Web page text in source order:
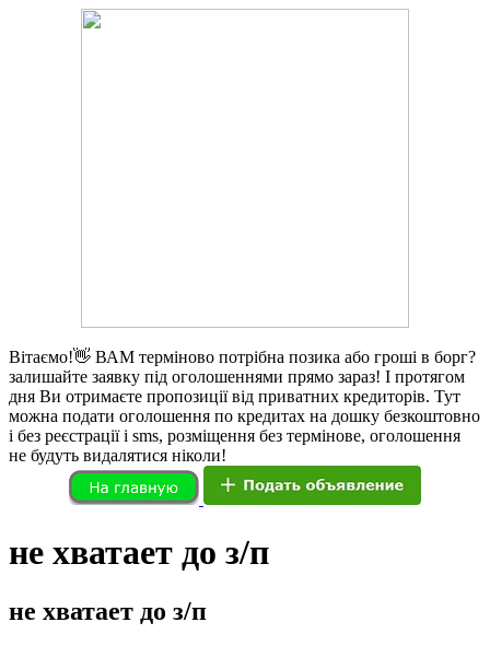
Вітаємо!👋 ВАМ терміново потрібна позика або гроші в борг?
залишайте заявку під оголошеннями прямо зараз! І протягом
дня Ви отримаєте пропозиції від приватних кредиторів. Тут
можна подати оголошення по кредитах на дошку безкоштовно
і без реєстрації і sms, розміщення без термінове, оголошення
не будуть видалятися ніколи!
не хватает до з/п
не хватает до з/п